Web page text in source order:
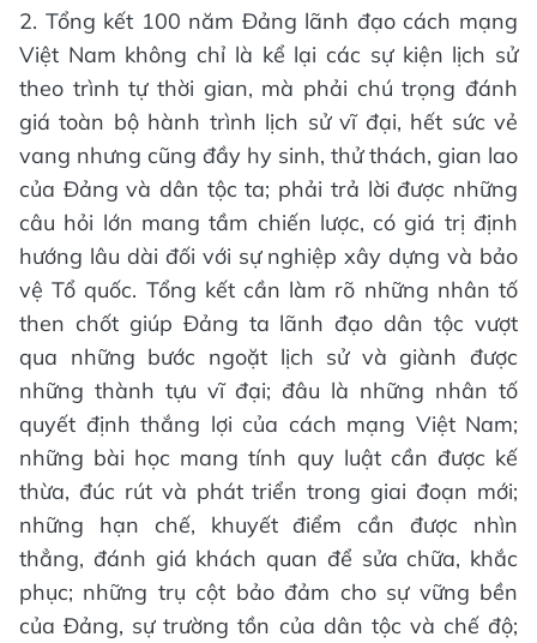
2. Tổng kết 100 năm Đảng lãnh đạo cách mạng
Việt Nam không chỉ là kể lại các sự kiện lịch sử
theo trình tự thời gian, mà phải chú trọng đánh
giá toàn bộ hành trình lịch sử vĩ đại, hết sức vẻ
vang nhưng cũng đầy hy sinh, thử thách, gian lao
của Đảng và dân tộc ta; phải trả lời được những
câu hỏi lớn mang tầm chiến lược, có giá trị định
hướng lâu dài đối với sự nghiệp xây dựng và bảo
vệ Tổ quốc. Tổng kết cần làm rõ những nhân tố
then chốt giúp Đảng ta lãnh đạo dân tộc vượt
qua những bước ngoặt lịch sử và giành được
những thành tựu vĩ đại; đâu là những nhân tố
quyết định thắng lợi của cách mạng Việt Nam;
những bài học mang tính quy luật cần được kế
thừa, đúc rút và phát triển trong giai đoạn mới;
những hạn chế, khuyết điểm cần được nhìn
thẳng, đánh giá khách quan để sửa chữa, khắc
phục; những trụ cột bảo đảm cho sự vững bền
của Đảng, sự trường tồn của dân tộc và chế độ;